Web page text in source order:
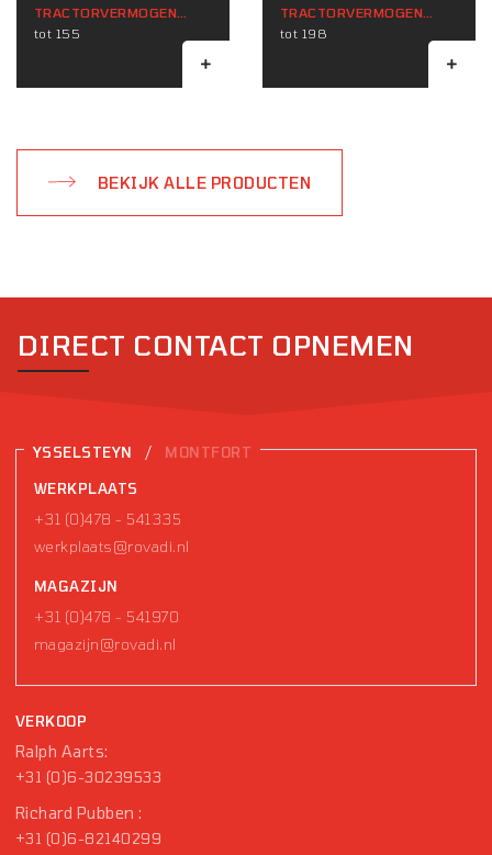
TRACTORVERMOGEN
(KW)
tot 155
TRACTORVERMOGEN
(KW)
tot 198
BEKIJK ALLE PRODUCTEN
DIRECT CONTACT OPNEMEN
YSSELSTEYN / MONTFORT
WERKPLAATS
+31 (0)478 - 541335
werkplaats@rovadi.nl
MAGAZIJN
+31 (0)478 - 541970
magazijn@rovadi.nl
VERKOOP
Ralph Aarts:
+31 (0)6-30239533
Richard Pubben :
+31 (0)6-82140299